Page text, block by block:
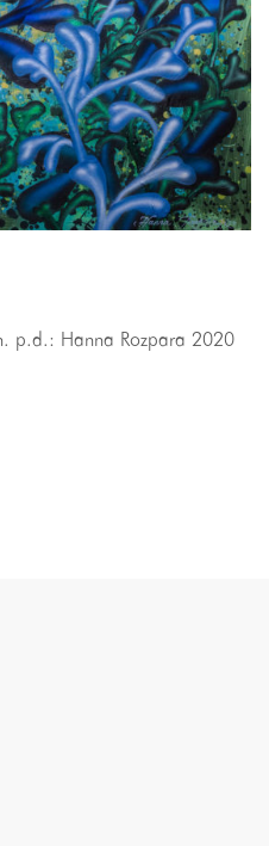
p.d.: Hanna Rozpara 2020